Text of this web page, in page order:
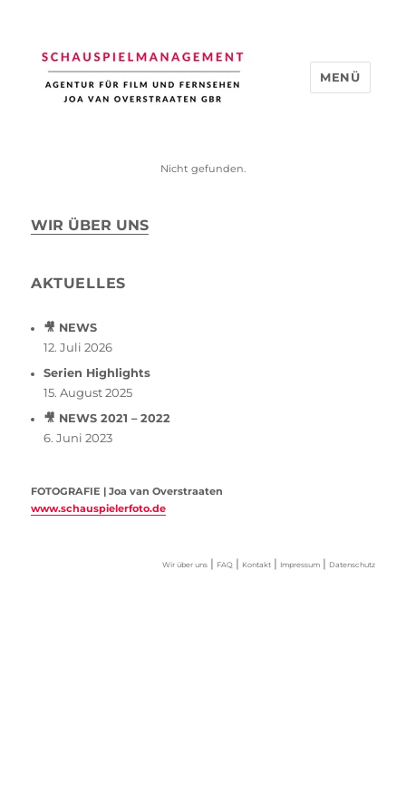
MENÜ
Nicht gefunden.
WIR ÜBER UNS
AKTUELLES
🎥 NEWS
12. Juli 2026
Serien Highlights
15. August 2025
🎥 NEWS 2021 – 2022
6. Juni 2023
FOTOGRAFIE | Joa van Overstraaten
www.schauspielerfoto.de
Wir über uns| FAQ| Kontakt| Impressum| Datenschutz